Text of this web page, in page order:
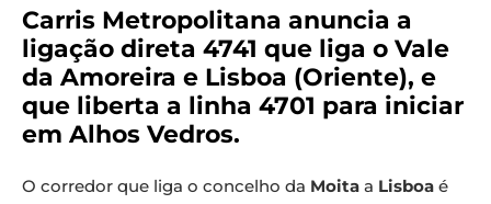
Carris Metropolitana anuncia a
ligação direta 4741 que liga o Vale
da Amoreira e Lisboa (Oriente), e
que liberta a linha 4701 para iniciar
em Alhos Vedros.
O corredor que liga o concelho da Moita a Lisboa é